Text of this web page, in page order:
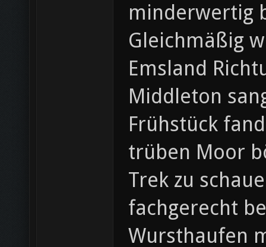
minderwertig
Gleichmäßig
Emsland
Middleton
Frühstück
trüben Moor
Trek zu
fachgerecht
Wursthaufen